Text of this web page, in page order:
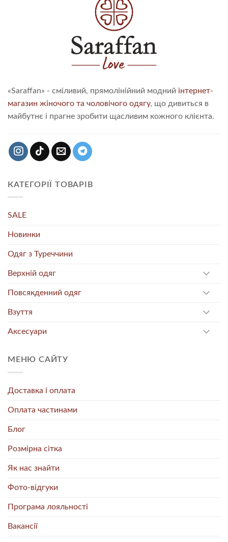
«Saraffan» - сміливий, прямолінійний модний інтернет-
магазин жіночого та чоловічого одягу, що дивиться в
майбутнє і прагне зробити щасливим кожного клієнта.
КАТЕГОРІЇ ТОВАРІВ
SALE
Новинки
Одяг з Туреччини
Верхній одяг
Повсякденний одяг
Взуття
Аксесуари
МЕНЮ САЙТУ
Доставка і оплата
Оплата частинами
Блог
Розмірна сітка
Як нас знайти
Фото-відгуки
Програма лояльності
Вакансії